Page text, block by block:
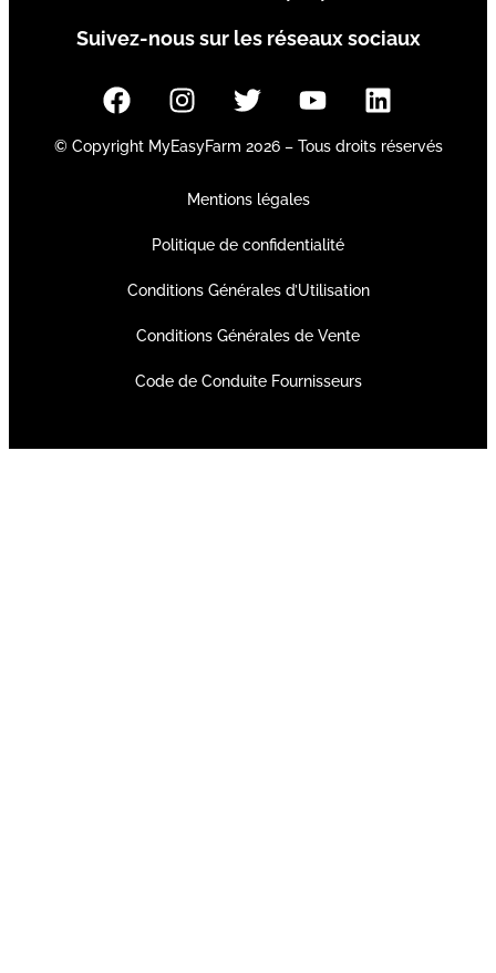
Suivez-nous sur les réseaux sociaux
© Copyright MyEasyFarm 2026 – Tous droits réservés
Mentions légales
Politique de confidentialité
Conditions Générales d’Utilisation
Conditions Générales de Vente
Code de Conduite Fournisseurs